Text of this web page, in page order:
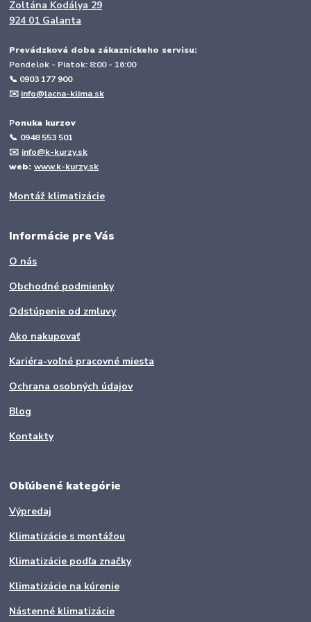
Zoltána Kodálya 29
924 01 Galanta
Prevádzková doba zákazníckeho servisu:
Pondelok - Piatok: 8:00 - 16:00
📞 0903 177 900
✉️ info@lacna-klima.sk
Ponuka kurzov
📞 0948 553 501
✉️ info@k-kurzy.sk
web:www.k-kurzy.sk
Montáž klimatizácie
Informácie pre Vás
O nás
Obchodné podmienky
Odstúpenie od zmluvy
Ako nakupovať
Kariéra-voľné pracovné miesta
Ochrana osobných údajov
Blog
Kontakty
Obľúbené kategórie
Výpredaj
Klimatizácie s montážou
Klimatizácie podľa značky
Klimatizácie na kúrenie
Nástenné klimatizácie